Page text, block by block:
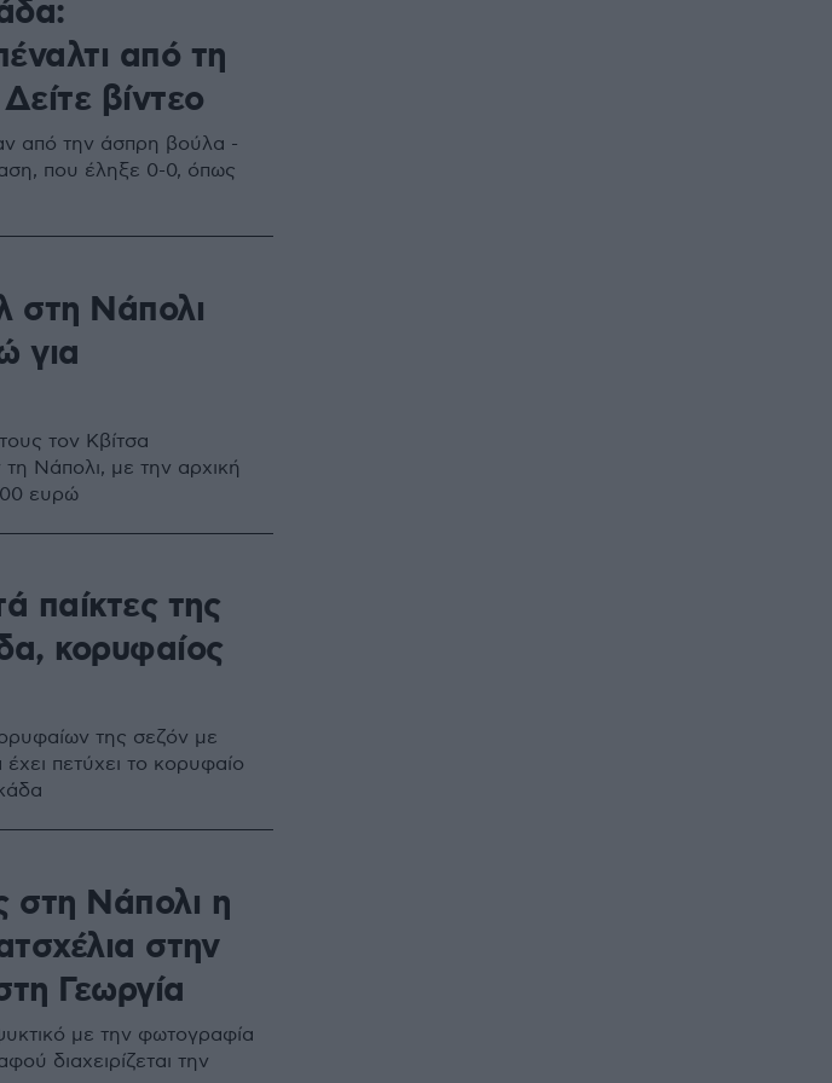
από τη
βίντεο
από την άσπρη βούλα -
που έληξε 0-0, όπως
στη Νάπολι
για
τον Κβίτσα
Νάπολι, με την αρχική
ευρώ
παίκτες της
κορυφαίος
της σεζόν με
πετύχει το κορυφαίο
στη Νάπολι η
στην
Γεωργία
με την φωτογραφία
διαχειρίζεται την